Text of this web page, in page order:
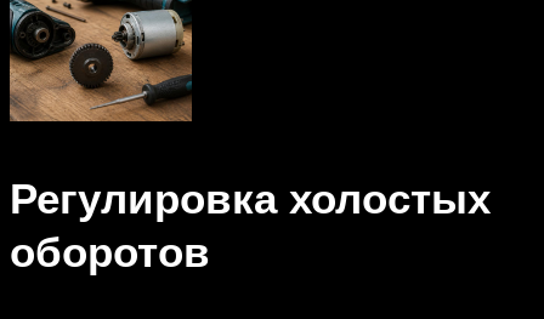
Регулировка холостых
оборотов